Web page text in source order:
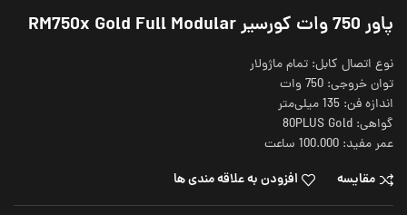
پاور 750 وات کورسیر RM750x Gold Full Modular
نوع اتصال کابل: تمام ماژولار
توان خروجی: 750 وات
اندازه فن: 135 میلی‌متر
گواهی: 80PLUS Gold
عمر مفید: 100.000 ساعت
مقایسه افزودن به علاقه مندی ها